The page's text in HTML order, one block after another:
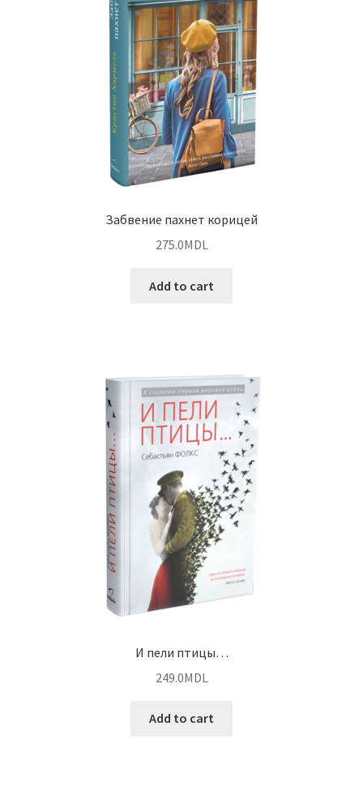
Забвение пахнет корицей
275.0MDL
Add to cart
И пели птицы…
249.0MDL
Add to cart